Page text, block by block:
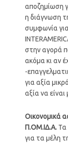
αποζημίωση
η διάγνωση
συμφωνία
στην αγορά
ακόμα κι αν
-
για αξία
αξία να
Οικονομικά
Π.ΟΜ.ΙΔ.Α. Τα
για τα μέλη